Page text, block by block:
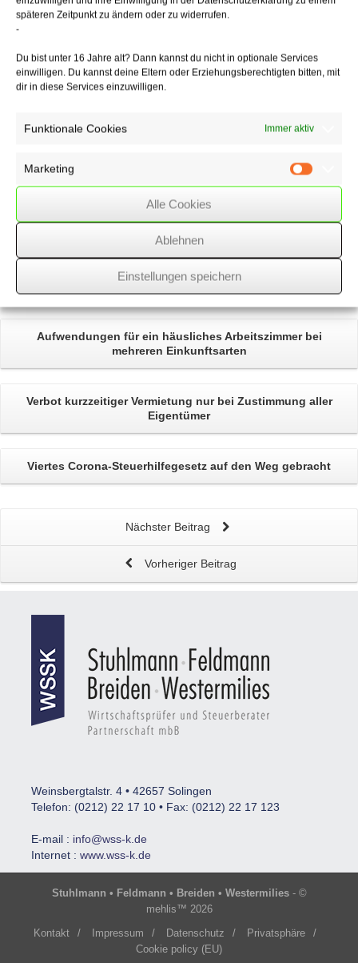
späteren Zeitpunkt zu ändern oder zu widerrufen.
-
Du bist unter 16 Jahre alt? Dann kannst du nicht in optionale Services
einwilligen. Du kannst deine Eltern oder Erziehungsberechtigten bitten, mit
dir in diese Services einzuwilligen.
Funktionale Cookies Immer aktiv
Marketing
Alle Cookies
Ablehnen
Einstellungen speichern
Aus der Übernahme der Aufgaben eines Assistenz- bzw.
mit der Verpflichtung zur Zusammenarbeit mit den Chef- und
Oberärzten folgt
deren einseitiges Bestimmungsrecht hinsichtlich der zeitlichen
wssk-admin
RelatedPosts
Aufwendungen für ein häusliches Arbeitszimmerbei
mehreren Einkunftsarten
Verbot kurzzeitiger Vermietung nur bei Zustimmung aller
Eigentümer
Viertes Corona-Steuerhilfegesetz auf den Weg gebracht
Nächster Beitrag
Vorheriger Beitrag
Weinsbergtalstr. 4 • 42657 Solingen
Telefon: (0212) 22 17 10 • Fax: (0212) 22 17 123
E-mail : info@wss-k.de
Internet : www.wss-k.de
Stuhlmann • Feldmann • Breiden • Westermilies- ©
mehlis™ 2026
Kontakt
/ Impressum / Datenschutz / Privatsphäre
/
Cookie policy (EU)